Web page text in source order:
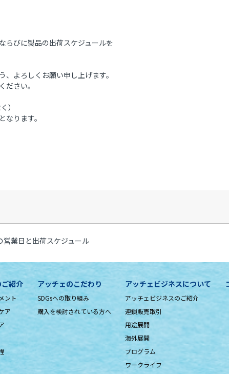
らびに製品の出荷スケジュールを
よろしくお願い申し上げます。
さい。
）
ります。
営業日と出荷スケジュール
紹介
ント
ア
アッチェのこだわり
SDGsへの取り組み
購入を検討されている方へ
アッチェビジネスについて
アッチェビジネスのご紹介
連鎖販売取引
用途展開
海外展開
プログラム
ワークライフ